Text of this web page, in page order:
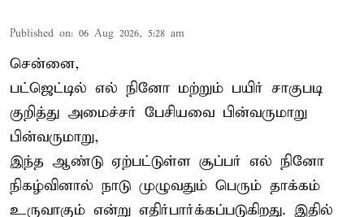
Published on: 06 Aug 2026, 5:28 am
சென்னை,
பட்ஜெட்டில் எல் நினோ மற்றும் பயிர் சாகுபடி
குறித்து அமைச்சர் பேசியவை பின்வருமாறு
பின்வருமாறு,
இந்த ஆண்டு ஏற்பட்டுள்ள சூப்பர் எல் நினோ
நிகழ்வினால் நாடு முழுவதும் பெரும் தாக்கம்
உருவாகும் என்று எதிர்பார்க்கப்படுகிறது. இதில்